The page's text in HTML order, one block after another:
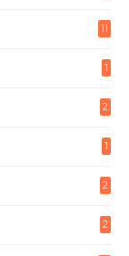
11
1
2
1
2
2